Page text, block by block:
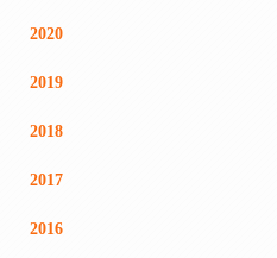
2020
2019
2018
2017
2016